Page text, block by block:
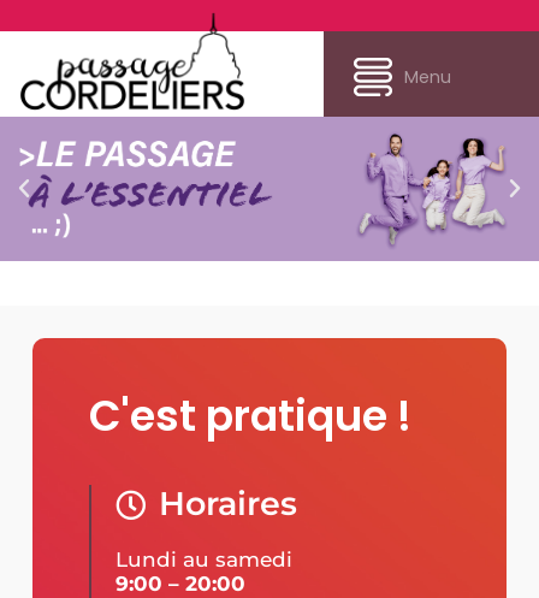
Menu
C'est pratique !
Horaires
Lundi au samedi
9:00 – 20:00